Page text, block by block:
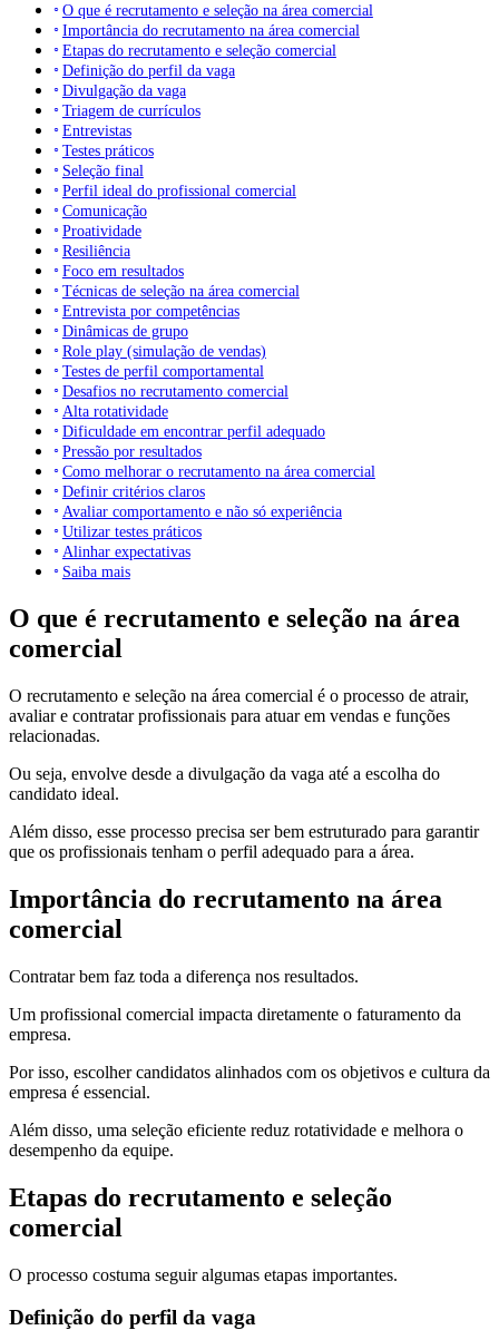
O que é recrutamento e seleção na área comercial
Importância do recrutamento na área comercial
Etapas do recrutamento e seleção comercial
Definição do perfil da vaga
Divulgação da vaga
Triagem de currículos
Entrevistas
Testes práticos
Seleção final
Perfil ideal do profissional comercial
Comunicação
Proatividade
Resiliência
Foco em resultados
Técnicas de seleção na área comercial
Entrevista por competências
Dinâmicas de grupo
Role play (simulação de vendas)
Testes de perfil comportamental
Desafios no recrutamento comercial
Alta rotatividade
Dificuldade em encontrar perfil adequado
Pressão por resultados
Como melhorar o recrutamento na área comercial
Definir critérios claros
Avaliar comportamento e não só experiência
Utilizar testes práticos
Alinhar expectativas
Saiba mais
O que é recrutamento e seleção na área
comercial
O recrutamento e seleção na área comercial é o processo de atrair,
avaliar e contratar profissionais para atuar em vendas e funções
relacionadas.
Ou seja, envolve desde a divulgação da vaga até a escolha do
candidato ideal.
Além disso, esse processo precisa ser bem estruturado para garantir
que os profissionais tenham o perfil adequado para a área.
Importância do recrutamento na área
comercial
Contratar bem faz toda a diferença nos resultados.
Um profissional comercial impacta diretamente o faturamento da
empresa.
Por isso, escolher candidatos alinhados com os objetivos e cultura da
empresa é essencial.
Além disso, uma seleção eficiente reduz rotatividade e melhora o
desempenho da equipe.
Etapas do recrutamento e seleção
comercial
O processo costuma seguir algumas etapas importantes.
Definição do perfil da vaga